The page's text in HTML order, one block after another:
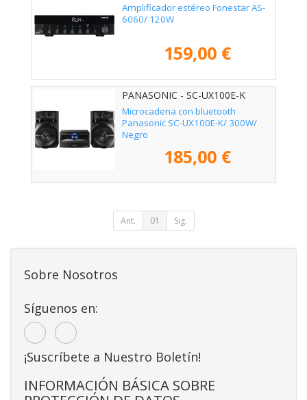
Amplificador estéreo Fonestar AS-
6060/ 120W
159,00 €
PANASONIC - SC-UX100E-K
Microcadena con bluetooth
Panasonic SC-UX100E-K/ 300W/
Negro
185,00 €
Ant. 01 Sig.
Sobre Nosotros
Síguenos en:
¡Suscríbete a Nuestro Boletín!
INFORMACIÓN BÁSICA SOBRE